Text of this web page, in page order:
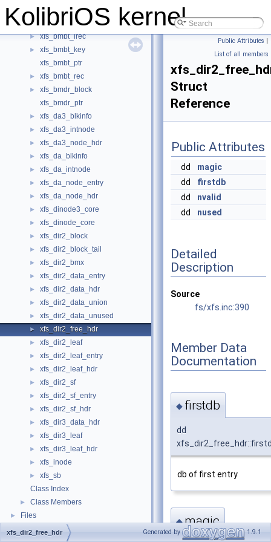
KolibriOS kernel
► xfs_bmbt3_block
► xfs_bmbt_block
► xfs_bmbt_irec
►
xfs_bmbt_key
xfs_bmbt_ptr
► xfs_bmbt_rec
►
xfs_bmdr_block
xfs_bmdr_ptr
► xfs_da3_blkinfo
► xfs_da3_intnode
► xfs_da3_node_hdr
► xfs_da_blkinfo
► xfs_da_intnode
► xfs_da_node_entry
► xfs_da_node_hdr
► xfs_dinode3_core
► xfs_dinode_core
► xfs_dir2_block
► xfs_dir2_block_tail
► xfs_dir2_bmx
► xfs_dir2_data_entry
► xfs_dir2_data_hdr
► xfs_dir2_data_union
► xfs_dir2_data_unused
► xfs_dir2_free_hdr
► xfs_dir2_leaf
► xfs_dir2_leaf_entry
► xfs_dir2_leaf_hdr
► xfs_dir2_sf
► xfs_dir2_sf_entry
► xfs_dir2_sf_hdr
► xfs_dir3_data_hdr
► xfs_dir3_leaf
► xfs_dir3_leaf_hdr
► xfs_inode
►
xfs_sb
Class Index
► Class Members
► Files
Public Attributes |
List of all members
Struct
Reference
Public Attributes
dd
magic
dd
firstdb
dd
nvalid
dd
nused
Detailed
Description
Source
fs/xfs.inc:390
Member Data
Documentation
◆ firstdb
dd
db of first entry
◆magic
xfs_dir2_free_hdr Generated by 1.9.1